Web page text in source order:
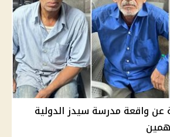
عن واقعة مدرسة سيدز الدولية